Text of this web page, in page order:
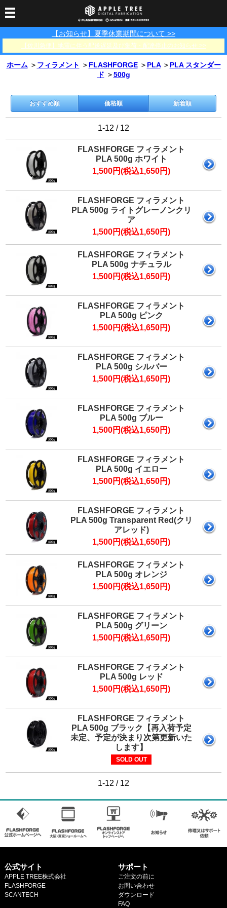
【お知らせ】夏季休業期間について >>
【佐川急便】地震に伴う配送遅延及び集荷・配達停止のお知らせ >>
3Dプリンター
3Dプリンター一覧 FLASHFORGE Bambu Lab
3Dスキャナー
3DeVOK
フィラメント
FusRock その他
DLP用レジン LCD用レジン エキマテ レジン
消耗品
部品
その他
フィラメント乾燥・防
湿ボックス
フィラメント保管用乾
カプトンテープ
在庫処分セール
サポート
お問い合わせ
オフィシャルサイト
法人窓口
マイページ
カートを見る
ログイン
ホーム ＞ フィラメント ＞ FLASHFORGE ＞ PLA ＞ PLA スタンダー
ド ＞500g
おすすめ順 価格順 新着順
1-12 / 12
FLASHFORGE フィラメント
PLA 500g ホワイト
1,500円(税込1,650円)
FLASHFORGE フィラメント
PLA 500g ライトグレーノンクリ
ア
1,500円(税込1,650円)
FLASHFORGE フィラメント
PLA 500g ナチュラル
1,500円(税込1,650円)
FLASHFORGE フィラメント
PLA 500g ピンク
1,500円(税込1,650円)
FLASHFORGE フィラメント
PLA 500g シルバー
1,500円(税込1,650円)
FLASHFORGE フィラメント
PLA 500g ブルー
1,500円(税込1,650円)
FLASHFORGE フィラメント
PLA 500g イエロー
1,500円(税込1,650円)
FLASHFORGE フィラメント
PLA 500g Transparent Red(クリ
アレッド)
1,500円(税込1,650円)
FLASHFORGE フィラメント
PLA 500g オレンジ
1,500円(税込1,650円)
FLASHFORGE フィラメント
PLA 500g グリーン
1,500円(税込1,650円)
FLASHFORGE フィラメント
PLA 500g レッド
1,500円(税込1,650円)
FLASHFORGE フィラメント
PLA 500g ブラック【再入荷予定
未定、予定が決まり次第更新いた
します】
SOLD OUT
1-12 / 12
公式サイト
APPLE TREE株式会社
FLASHFORGE
SCANTECH
サポート
ご注文の前に
お問い合わせ
ダウンロード
FAQ